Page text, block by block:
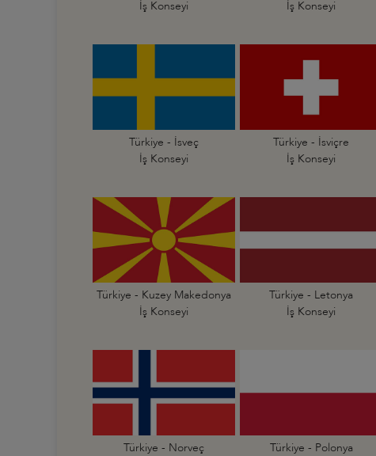
İş Konseyi
İş Konseyi
Türkiye - İsveç
İş Konseyi
Türkiye - İsviçre
İş Konseyi
Türkiye - Kuzey Makedonya
İş Konseyi
Türkiye - Letonya
İş Konseyi
Türkiye - Norveç
Türkiye - Polonya